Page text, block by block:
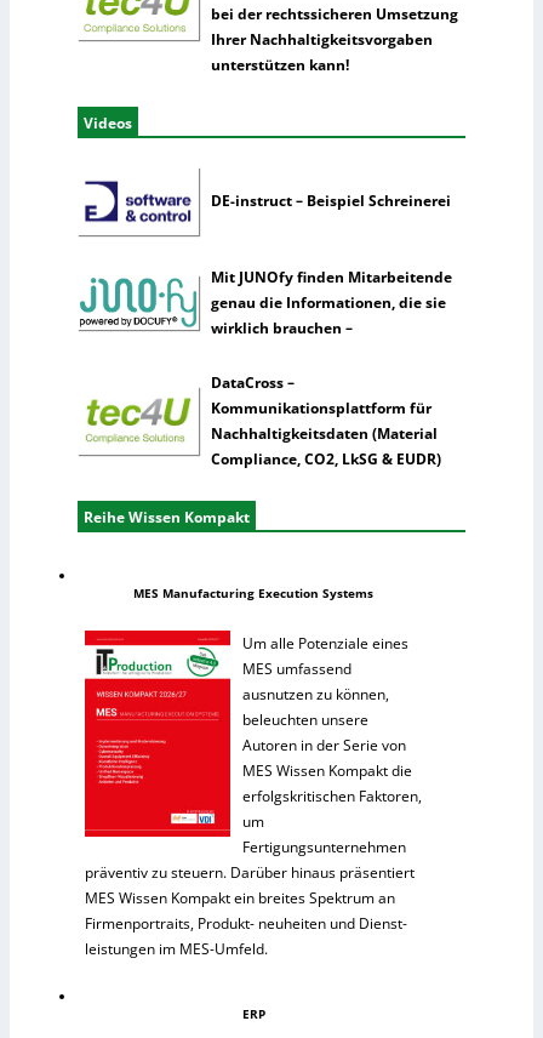
bei der rechtssicheren Umsetzung
Ihrer Nachhaltigkeitsvorgaben
unterstützen kann!
Videos
DE-instruct – Beispiel Schreinerei
Mit JUNOfy finden Mitarbeitende
genau die Informationen, die sie
wirklich brauchen –
DataCross –
Kommunikationsplattform für
Nachhaltigkeitsdaten (Material
Compliance, CO2, LkSG & EUDR)
Reihe Wissen Kompakt
MES Manufacturing Execution Systems
Um alle Potenziale eines
MES umfassend
ausnutzen zu können,
beleuchten unsere
Autoren in der Serie von
MES Wissen Kompakt die
erfolgskritischen Faktoren,
um
Fertigungsunternehmen
präventiv zu steuern. Darüber hinaus präsentiert
MES Wissen Kompakt ein breites Spektrum an
Firmenportraits, Produkt- neuheiten und Dienst-
leistungen im MES-Umfeld.
ERP